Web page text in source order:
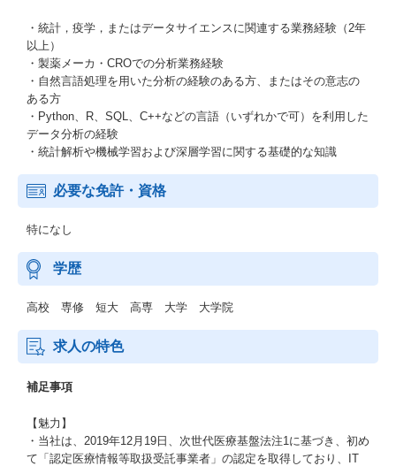
・統計，疫学，またはデータサイエンスに関連する業務経験（2年
以上）
・製薬メーカ・CROでの分析業務経験
・自然言語処理を用いた分析の経験のある方、またはその意志の
ある方
・Python、R、SQL、C++などの言語（いずれかで可）を利用した
データ分析の経験
・統計解析や機械学習および深層学習に関する基礎的な知識
必要な免許・資格
特になし
学歴
高校 専修 短大 高専 大学 大学院
求人の特色
補足事項
【魅力】
・当社は、2019年12月19日、次世代医療基盤法注1に基づき、初め
て「認定医療情報等取扱受託事業者」の認定を取得しており、IT